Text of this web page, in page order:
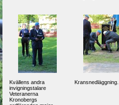
Kvällens andra
invigningstalare
Veteranerna
Kronobergs
Kransnedläggning.